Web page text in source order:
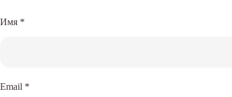
Имя *
Email *